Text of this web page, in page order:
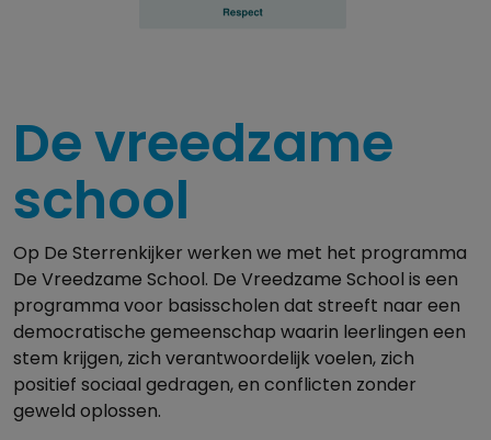
De vreedzame
school
Op De Sterrenkijker werken we met het programma
De Vreedzame School. De Vreedzame School is een
programma voor basisscholen dat streeft naar een
democratische gemeenschap waarin leerlingen een
stem krijgen, zich verantwoordelijk voelen, zich
positief sociaal gedragen, en conflicten zonder
geweld oplossen.